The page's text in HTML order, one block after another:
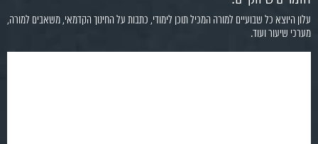
עלון היוצא כל שבועיים למורה המכיל תוכן לימודי, כתבות על החינוך הקדמאי, משאבים למורה,
מערכי שיעור ועוד.